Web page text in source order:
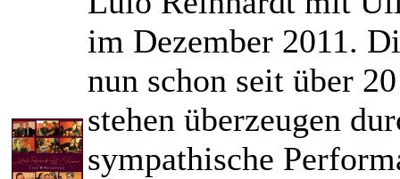
im Dezember 2011.
nun schon seit über
stehen überzeugen
sympathische